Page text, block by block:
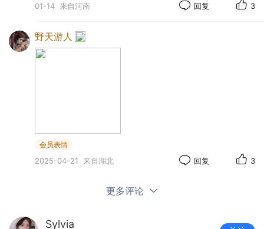
的以往糊得如出一辙。
7月盛夏，Zoe撑着伞站到了江外门口的树荫
下，一等便是将近两个多小时。草木垂头丧气得像
01-14 来自河南 回复 3
野天游人
会员表情
2025-04-21 来自湖北 回复 3
更多评论
Sylvia